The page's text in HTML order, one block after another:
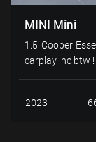
MINI Mini
1.5 Cooper
carplay inc btw !
2023 -